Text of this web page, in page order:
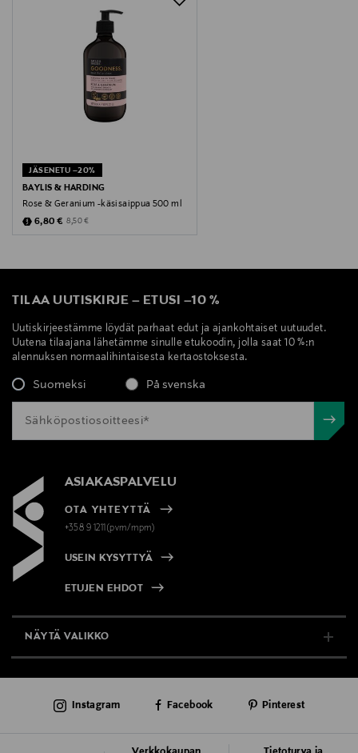
info@jonmax.fi
JÄSENETU –20%
BAYLIS & HARDING
Rose & Geranium -käsisaippua 500 ml
Discounted Price
6,80 € Original Price
8,50 €
TILAA UUTISKIRJE – ETUSI –10 %
Uutiskirjeestämme löydät parhaat edut ja ajankohtaiset uutuudet.
Uutena tilaajana lähetämme sinulle etukoodin, jolla saat 10 %:n
alennuksen normaalihintaisesta kertaostoksesta.
Suomeksi På svenska
ASIAKASPALVELU
OTA YHTEYTTÄ
+358 9 1211(pvm/mpm)
USEIN KYSYTTYÄ
ETUJEN EHDOT
NÄYTÄ VALIKKO
AJANKOHTAISTA
Instagram Facebook Pinterest